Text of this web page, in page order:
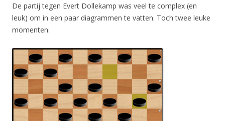
De partij tegen Evert Dollekamp was veel te complex (en
leuk) om in een paar diagrammen te vatten. Toch twee leuke
momenten: